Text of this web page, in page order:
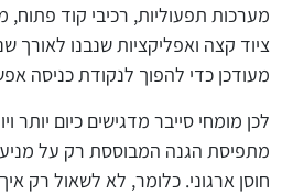
מערכות תפעוליות, רכיבי קוד
ציוד קצה ואפליקציות שנבנו לאורך
מעודכן כדי להפוך לנקודת כניסה
לכן מומחי סייבר מדגישים כיום יותר
מתפיסת הגנה המבוססת רק על
חוסן ארגוני. כלומר, לא לשאול רק